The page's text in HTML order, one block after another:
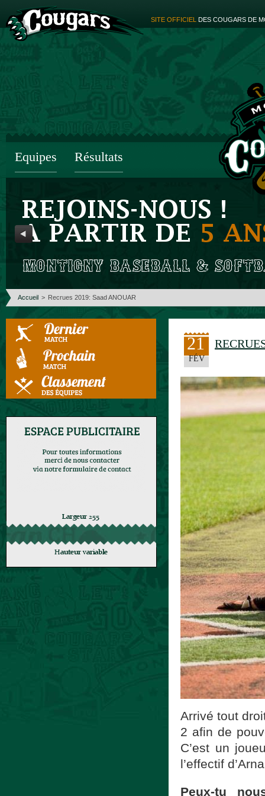
SITE OFFICIEL DES COUGARS DE
Equipes Résultats
Accueil > Recrues 2019: Saad ANOUAR
21
FÉV
Arrivé tout
2 afin de
C’est un
l’effectif
Peux-tu